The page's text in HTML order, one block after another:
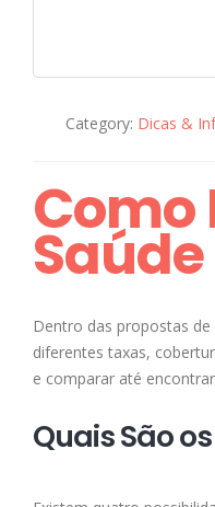
Category: Dicas &
Como
Dentro das propostas de
diferentes taxas,
e comparar até
Quais São